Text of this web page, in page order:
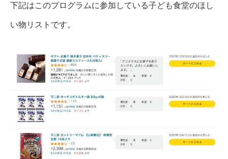
下記はこのプログラムに参加している子ども食堂のほし
い物リストです。